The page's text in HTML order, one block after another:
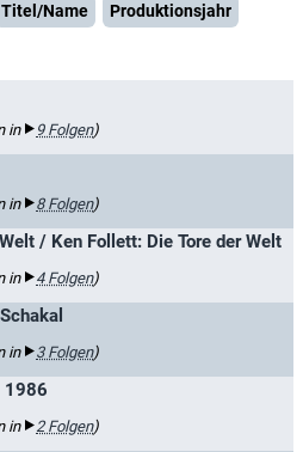
Titel/Name
Produktionsjahr
in 9 Folgen)
in 8 Folgen)
/ Ken Follett: Die Tore der Welt
in 4 Folgen)
in 3 Folgen)
1986
in 2 Folgen)